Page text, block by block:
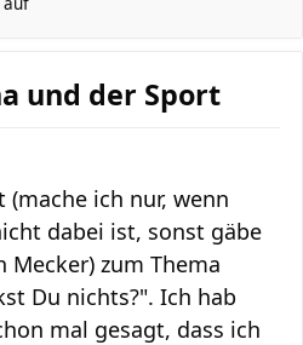
und der Sport
(mache ich nur, wenn
dabei ist, sonst gäbe
Mecker) zum Thema
Du nichts?". Ich hab
mal gesagt, dass ich